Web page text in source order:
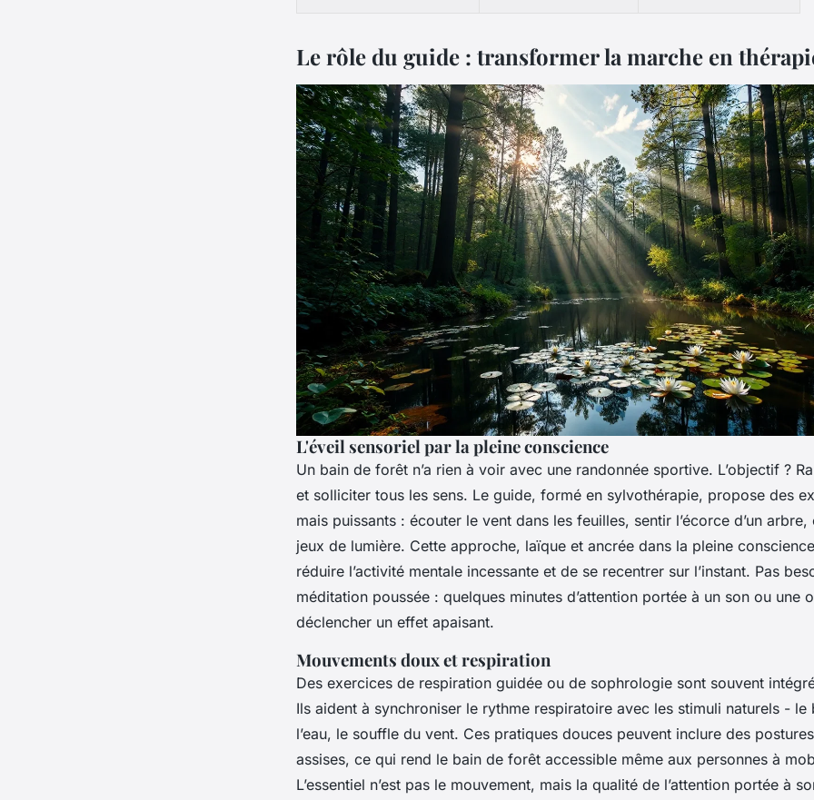
Le rôle du guide : transformer la marche en
L'éveil sensoriel par la pleine conscience
Un bain de forêt n’a rien à voir avec une randonnée sportive. L’objectif ?
et solliciter tous les sens. Le guide, formé en sylvothérapie, propose des
mais puissants : écouter le vent dans les feuilles, sentir l’écorce d’un
jeux de lumière. Cette approche, laïque et ancrée dans la pleine
réduire l’activité mentale incessante et de se recentrer sur l’instant. Pas
méditation poussée : quelques minutes d’attention portée à un son ou une
déclencher un effet apaisant.
Mouvements doux et respiration
Des exercices de respiration guidée ou de sophrologie sont souvent
Ils aident à synchroniser le rythme respiratoire avec les stimuli naturels - le
l’eau, le souffle du vent. Ces pratiques douces peuvent inclure des
assises, ce qui rend le bain de forêt accessible même aux personnes à
L’essentiel n’est pas le mouvement, mais la qualité de l’attention portée à